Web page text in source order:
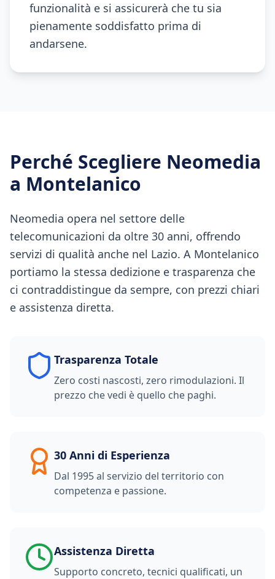
funzionalità e si assicurerà che tu sia
pienamente soddisfatto prima di
andarsene.
Perché Scegliere Neomedia
a Montelanico
Neomedia opera nel settore delle
telecomunicazioni da oltre 30 anni, offrendo
servizi di qualità anche nel Lazio. A Montelanico
portiamo la stessa dedizione e trasparenza che
ci contraddistingue da sempre, con prezzi chiari
e assistenza diretta.
Trasparenza Totale
Zero costi nascosti, zero rimodulazioni. Il
prezzo che vedi è quello che paghi.
30 Anni di Esperienza
Dal 1995 al servizio del territorio con
competenza e passione.
Assistenza Diretta
Supporto concreto, tecnici qualificati, un